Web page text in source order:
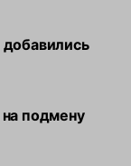
подмену